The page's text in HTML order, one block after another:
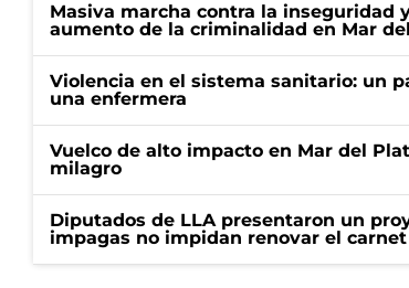
Masiva marcha contra la inseguridad
aumento de la criminalidad en Mar
Violencia en el sistema sanitario: un
una enfermera
Vuelco de alto impacto en Mar del
milagro
Diputados de LLA presentaron un
impagas no impidan renovar el